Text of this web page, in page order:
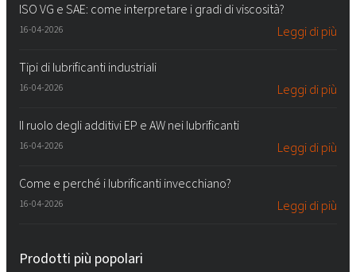
ISO VG e SAE: come interpretare i gradi di viscosità?
16-04-2026 Leggi di più
Tipi di lubrificanti industriali
16-04-2026 Leggi di più
Il ruolo degli additivi EP e AW nei lubrificanti
16-04-2026 Leggi di più
Come e perché i lubrificanti invecchiano?
16-04-2026 Leggi di più
Prodotti più popolari